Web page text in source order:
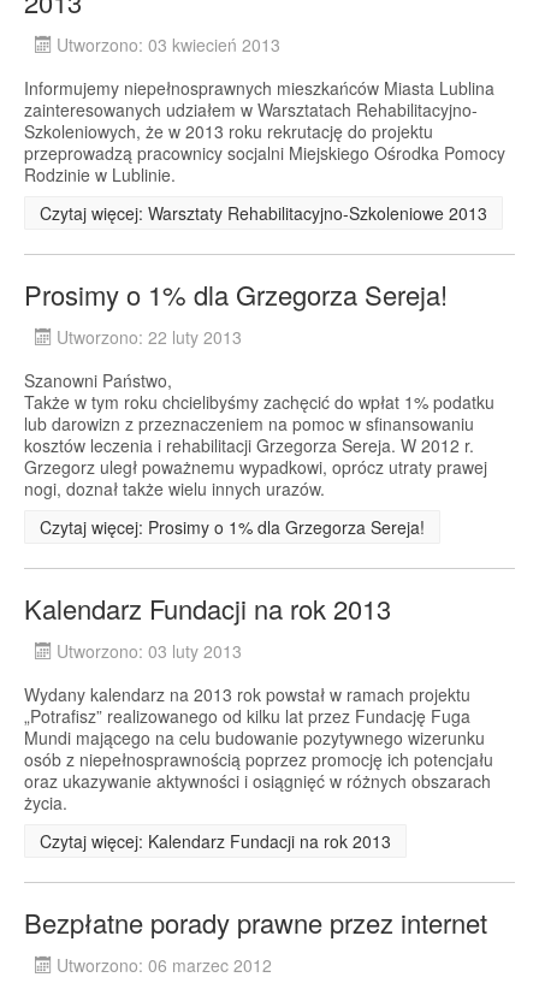
Utworzono: 03 kwiecień 2013
Informujemy niepełnosprawnych mieszkańców Miasta Lublina
zainteresowanych udziałem w Warsztatach Rehabilitacyjno-
Szkoleniowych, że w 2013 roku rekrutację do projektu
przeprowadzą pracownicy socjalni Miejskiego Ośrodka Pomocy
Rodzinie w Lublinie.
Czytaj więcej: Warsztaty Rehabilitacyjno-Szkoleniowe 2013
Prosimy o 1% dla Grzegorza Sereja!
Utworzono: 22 luty 2013
Szanowni Państwo,
Także w tym roku chcielibyśmy zachęcić do wpłat 1% podatku
lub darowizn z przeznaczeniem na pomoc w sfinansowaniu
kosztów leczenia i rehabilitacji Grzegorza Sereja. W 2012 r.
Grzegorz uległ poważnemu wypadkowi, oprócz utraty prawej
nogi, doznał także wielu innych urazów.
Czytaj więcej: Prosimy o 1% dla Grzegorza Sereja!
Kalendarz Fundacji na rok 2013
Utworzono: 03 luty 2013
Wydany kalendarz na 2013 rok powstał w ramach projektu
„Potrafisz” realizowanego od kilku lat przez Fundację Fuga
Mundi mającego na celu budowanie pozytywnego wizerunku
osób z niepełnosprawnością poprzez promocję ich potencjału
oraz ukazywanie aktywności i osiągnięć w różnych obszarach
życia.
Czytaj więcej: Kalendarz Fundacji na rok 2013
Bezpłatne porady prawne przez internet
Utworzono: 06 marzec 2012